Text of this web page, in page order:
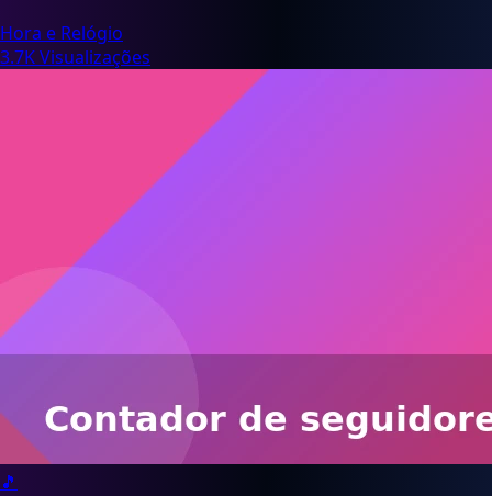
Hora e Relógio
3.7K Visualizações
🎵